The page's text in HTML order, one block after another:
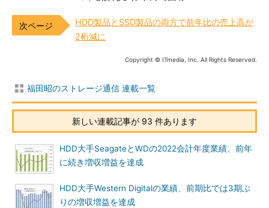
HDD製品とSSD製品の両方で前年比の売上高が
2桁減に
Copyright © ITmedia, Inc. All Rights Reserved.
福田昭のストレージ通信 連載一覧
新しい連載記事が 93 件あります
HDD大手SeagateとWDの2022会計年度業績、前年
に続き増収増益を達成
HDD大手Western Digitalの業績、前期比では3期ぶ
りの増収増益を達成